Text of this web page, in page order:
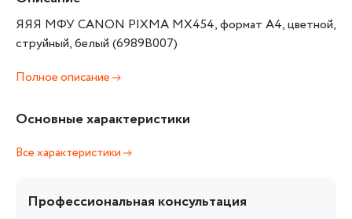
ЯЯЯ МФУ CANON PIXMA MX454, формат А4, цветной,
струйный, белый (6989B007)
Полное описание
Основные характеристики
Все характеристики
Профессиональная консультация